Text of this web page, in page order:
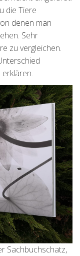
die Tiere
denen man
Sehr
zu vergleichen.
Sachbuchschatz,